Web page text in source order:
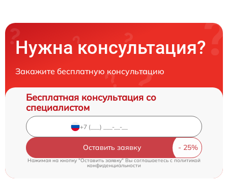
Нужна консультация?
Закажите бесплатную консультацию
Бесплатная консультация со
специалистом
Оставить заявку
Нажимая на кнопку "Оставить заявку" Вы соглашаетесь cполитикой
конфиденциальности